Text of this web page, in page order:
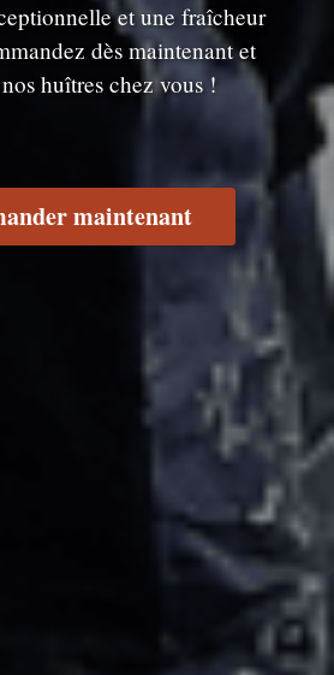
et une fraîcheur
dès maintenant et
huîtres chez vous !
maintenant